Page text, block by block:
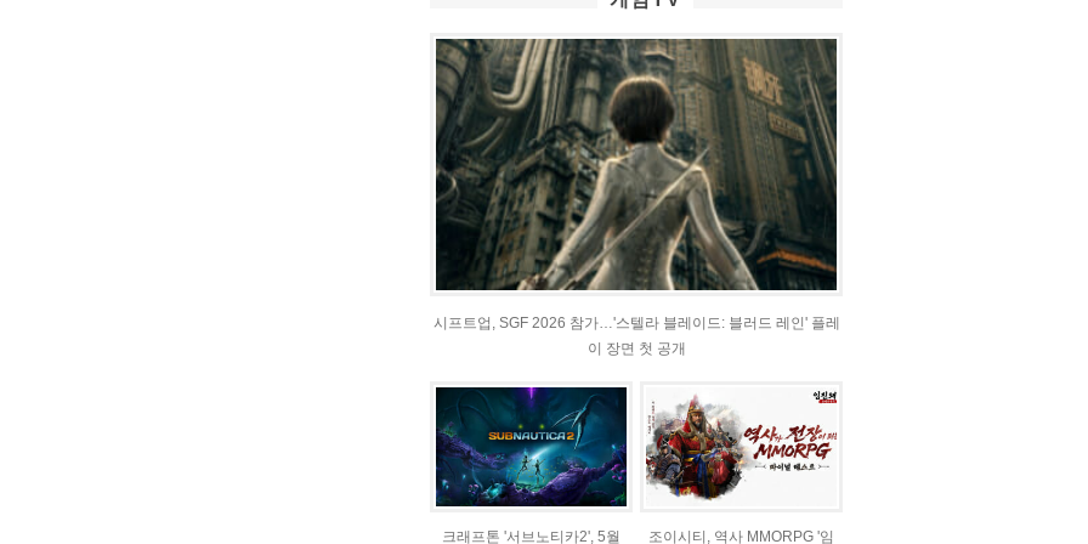
시프트업, SGF 2026 참가…'스텔라 블레이드: 블러드 레인' 플레
이 장면 첫 공개
크래프톤 '서브노티카2', 5월 조이시티, 역사 MMORPG '임